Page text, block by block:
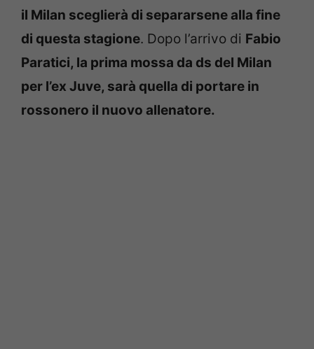
il Milan sceglierà di separarsene alla fine
di questa stagione. Dopo l’arrivo di Fabio
Paratici, la prima mossa da ds del Milan
per l’ex Juve, sarà quella di portare in
rossonero il nuovo allenatore.